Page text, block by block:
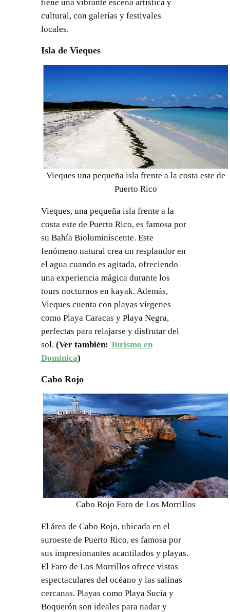
tiene una vibrante escena artística y
cultural, con galerías y festivales
locales.
Isla de Vieques
Vieques una pequeña isla frente a la costa este de
Puerto Rico
Vieques, una pequeña isla frente a la
costa este de Puerto Rico, es famosa por
su Bahía Bioluminiscente. Este
fenómeno natural crea un resplandor en
el agua cuando es agitada, ofreciendo
una experiencia mágica durante los
tours nocturnos en kayak. Además,
Vieques cuenta con playas vírgenes
como Playa Caracas y Playa Negra,
perfectas para relajarse y disfrutar del
sol. (Ver también: Turismo en
Dominica)
Cabo Rojo
Cabo Rojo Faro de Los Morrillos
El área de Cabo Rojo, ubicada en el
suroeste de Puerto Rico, es famosa por
sus impresionantes acantilados y playas.
El Faro de Los Morrillos ofrece vistas
espectaculares del océano y las salinas
cercanas. Playas como Playa Sucia y
Boquerón son ideales para nadar y